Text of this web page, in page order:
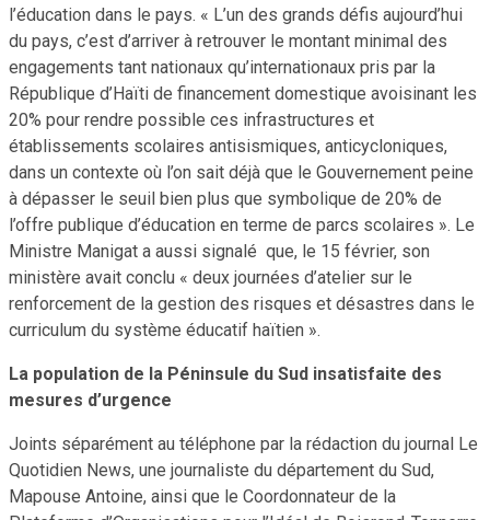
l’éducation dans le pays. « L’un des grands défis aujourd’hui
du pays, c’est d’arriver à retrouver le montant minimal des
engagements tant nationaux qu’internationaux pris par la
République d’Haïti de financement domestique avoisinant les
20% pour rendre possible ces infrastructures et
établissements scolaires antisismiques, anticycloniques,
dans un contexte où l’on sait déjà que le Gouvernement peine
à dépasser le seuil bien plus que symbolique de 20% de
l’offre publique d’éducation en terme de parcs scolaires ». Le
Ministre Manigat a aussi signalé que, le 15 février, son
ministère avait conclu « deux journées d’atelier sur le
renforcement de la gestion des risques et désastres dans le
curriculum du système éducatif haïtien ».
La population de la Péninsule du Sud insatisfaite des
mesures d’urgence
Joints séparément au téléphone par la rédaction du journal Le
Quotidien News, une journaliste du département du Sud,
Mapouse Antoine, ainsi que le Coordonnateur de la